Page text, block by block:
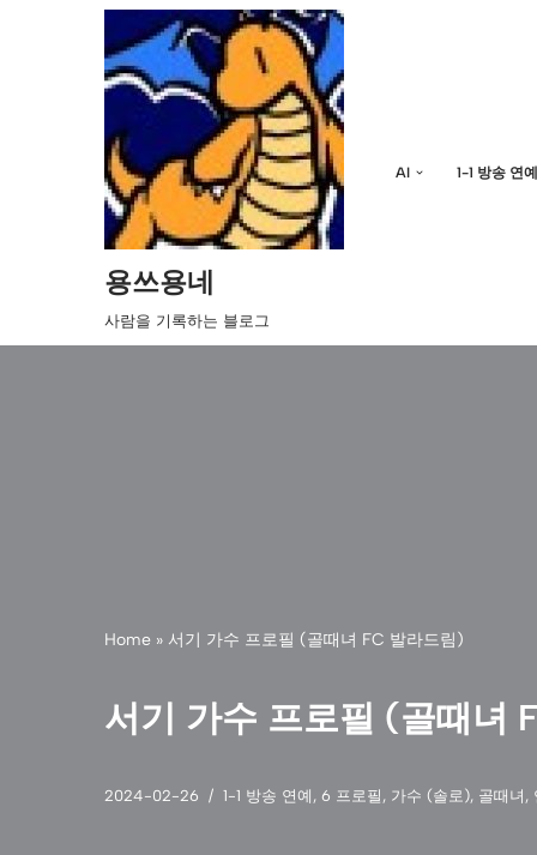
용쓰용네
사람을 기록하는 블로그
AI 1-1 방송 연예
Home » 서기 가수 프로필 (골때녀 FC 발라드림)
서기 가수 프로필 (골때녀
2024-02-26 1-1 방송 연예 , 6 프로필 , 가수 (솔로), 골때녀 ,